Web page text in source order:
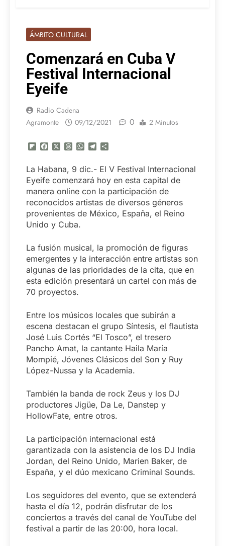
ÁMBITO CULTURAL
Comenzará en Cuba V
Festival Internacional
Eyeife
Radio Cadena
Agramonte
09/12/2021 0 2 Minutos
Flipboard
FacebookThreadsWhatsApp
Telegram
La Habana, 9 dic.- El V Festival Internacional
Eyeife comenzará hoy en esta capital de
manera online con la participación de
reconocidos artistas de diversos géneros
provenientes de México, España, el Reino
Unido y Cuba.
La fusión musical, la promoción de figuras
emergentes y la interacción entre artistas son
algunas de las prioridades de la cita, que en
esta edición presentará un cartel con más de
70 proyectos.
Entre los músicos locales que subirán a
escena destacan el grupo Síntesis, el flautista
José Luis Cortés “El Tosco”, el tresero
Pancho Amat, la cantante Haila María
Mompié, Jóvenes Clásicos del Son y Ruy
López-Nussa y la Academia.
También la banda de rock Zeus y los DJ
productores Jigüe, Da Le, Danstep y
HollowFate, entre otros.
La participación internacional está
garantizada con la asistencia de los DJ India
Jordan, del Reino Unido, Marien Baker, de
España, y el dúo mexicano Criminal Sounds.
Los seguidores del evento, que se extenderá
hasta el día 12, podrán disfrutar de los
conciertos a través del canal de YouTube del
festival a partir de las 20:00, hora local.